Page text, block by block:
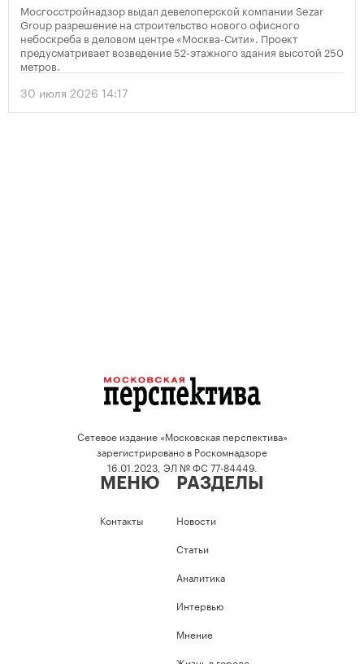
Мосгосстройнадзор выдал девелоперской компании Sezar
Group разрешение на строительство нового офисного
небоскреба в деловом центре «Москва-Сити». Проект
предусматривает возведение 52-этажного здания высотой 250
метров.
30 июля 2026 14:17
Сетевое издание «Московская перспектива»
зарегистрировано в Роскомнадзоре
16.01.2023, ЭЛ № ФС 77-84449.
МЕНЮ
Контакты
РАЗДЕЛЫ
Новости
Статьи
Аналитика
Интервью
Мнение